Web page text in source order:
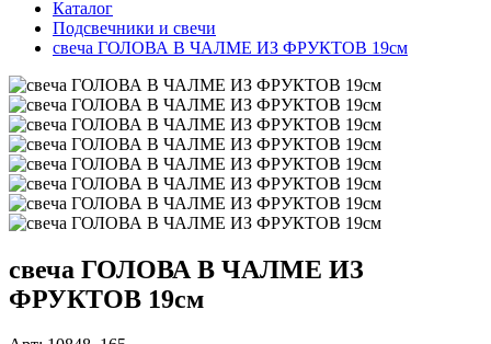
Каталог
Подсвечники и свечи
свеча ГОЛОВА В ЧАЛМЕ ИЗ ФРУКТОВ 19см
свеча ГОЛОВА В ЧАЛМЕ ИЗ
ФРУКТОВ 19см